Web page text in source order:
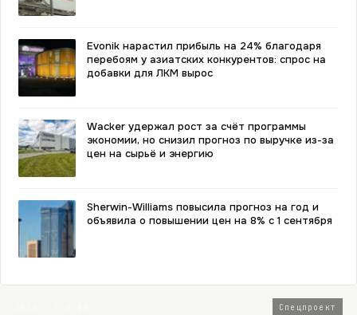
Evonik нарастил прибыль на 24% благодаря
перебоям у азиатских конкурентов: спрос на
добавки для ЛКМ вырос
Wacker удержал рост за счёт программы
экономии, но снизил прогноз по выручке из-за
цен на сырьё и энергию
Sherwin-Williams повысила прогноз на год и
объявила о повышении цен на 8% с 1 сентября
Спецпроект